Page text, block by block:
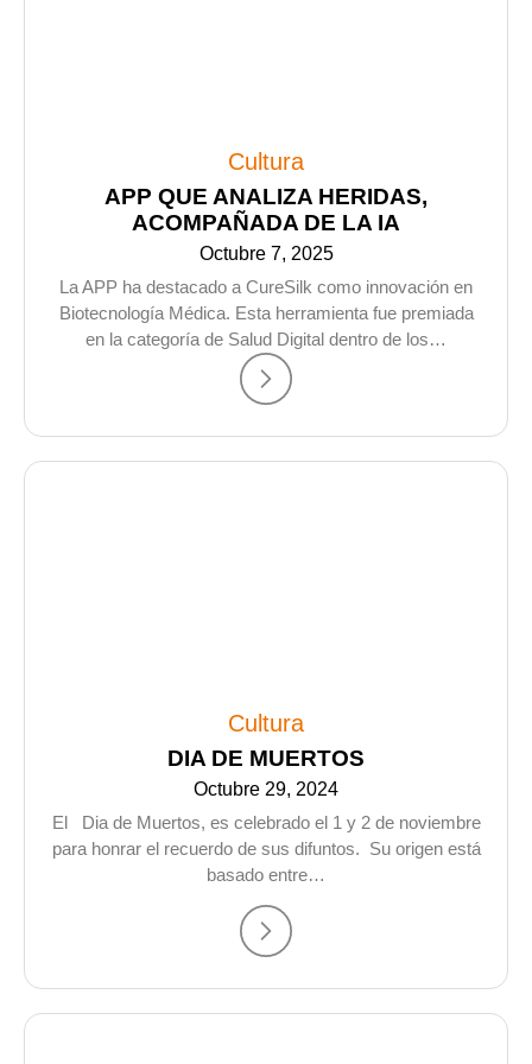
Cultura
APP QUE ANALIZA HERIDAS,
ACOMPAÑADA DE LA IA
Octubre 7, 2025
La APP ha destacado a CureSilk como innovación en
Biotecnología Médica. Esta herramienta fue premiada
en la categoría de Salud Digital dentro de los…
Cultura
DIA DE MUERTOS
Octubre 29, 2024
El Dia de Muertos, es celebrado el 1 y 2 de noviembre
para honrar el recuerdo de sus difuntos. Su origen está
basado entre…